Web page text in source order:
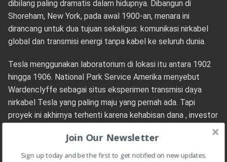
dibilang paling dramatis dalam hidupnya. Dibangun di
Shoreham, New York, pada awal 1900-an, menara ini
dirancang untuk dua tujuan sekaligus: komunikasi nirkabel
global dan transmisi energi tanpa kabel ke seluruh dunia.
Tesla menggunakan laboratorium di lokasi itu antara 1902
hingga 1906. National Park Service Amerika menyebut
Wardenclyffe sebagai situs eksperimen transmisi daya
nirkabel Tesla yang paling maju yang pernah ada. Tapi
proyek ini akhirnya terhenti karena kehabisan dana , investor
dibongkar pada 1917 untuk membayar utang hotel tempat
Tesla menginap.
Join Our Newsletter
Sign up today and be the first to get notified on new updates.